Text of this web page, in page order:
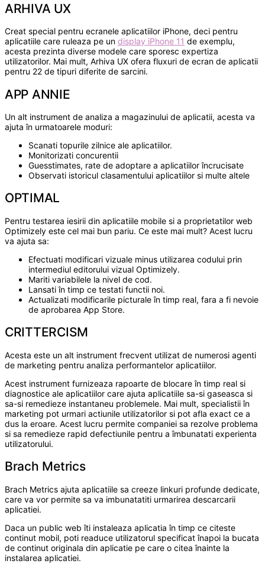
ARHIVA UX
Creat special pentru ecranele aplicatiilor iPhone, deci pentru
aplicatiile care ruleaza pe un display iPhone 11 de exemplu,
acesta prezinta diverse modele care sporesc expertiza
utilizatorilor. Mai mult, Arhiva UX ofera fluxuri de ecran de aplicatii
pentru 22 de tipuri diferite de sarcini.
APP ANNIE
Un alt instrument de analiza a magazinului de aplicatii, acesta va
ajuta în urmatoarele moduri:
Scanati topurile zilnice ale aplicatiilor.
Monitorizati concurentii
Guesstimates, rate de adoptare a aplicatiilor încrucisate
Observati istoricul clasamentului aplicatiilor si multe altele
OPTIMAL
Pentru testarea iesirii din aplicatiile mobile si a proprietatilor web
Optimizely este cel mai bun pariu. Ce este mai mult? Acest lucru
va ajuta sa:
Efectuati modificari vizuale minus utilizarea codului prin
intermediul editorului vizual Optimizely.
Mariti variabilele la nivel de cod.
Lansati în timp ce testati functii noi.
Actualizati modificarile picturale în timp real, fara a fi nevoie
de aprobarea App Store.
CRITTERCISM
Acesta este un alt instrument frecvent utilizat de numerosi agenti
de marketing pentru analiza performantelor aplicatiilor.
Acest instrument furnizeaza rapoarte de blocare în timp real si
diagnostice ale aplicatiilor care ajuta aplicatiile sa-si gaseasca si
sa-si remedieze instantaneu problemele. Mai mult, specialistii în
marketing pot urmari actiunile utilizatorilor si pot afla exact ce a
dus la eroare. Acest lucru permite companiei sa rezolve problema
si sa remedieze rapid defectiunile pentru a îmbunatati experienta
utilizatorului.
Brach Metrics
Brach Metrics ajuta aplicatiile sa creeze linkuri profunde dedicate,
care va vor permite sa va imbunatatiti urmarirea descarcarii
aplicatiei.
Daca un public web îti instaleaza aplicatia în timp ce citeste
continut mobil, poti readuce utilizatorul specificat înapoi la bucata
de continut originala din aplicatie pe care o citea înainte la
instalarea aplicatiei.